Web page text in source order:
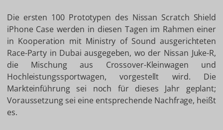
Die ersten 100 Prototypen des Nissan Scratch Shield
iPhone Case werden in diesen Tagen im Rahmen einer
in Kooperation mit Ministry of Sound ausgerichteten
Race-Party in Dubai ausgegeben, wo der Nissan Juke-R,
die Mischung aus Crossover-Kleinwagen und
Hochleistungssportwagen, vorgestellt wird. Die
Markteinführung sei noch für dieses Jahr geplant;
Voraussetzung sei eine entsprechende Nachfrage, heißt
es.